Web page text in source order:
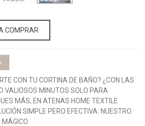
COMPRAR
CON TU CORTINA DE BAÑO? ¿CON LAS
VALIOSOS MINUTOS SOLO PARA
MÁS, EN ATENAS HOME TEXTILE
SIMPLE PERO EFECTIVA: NUESTRO